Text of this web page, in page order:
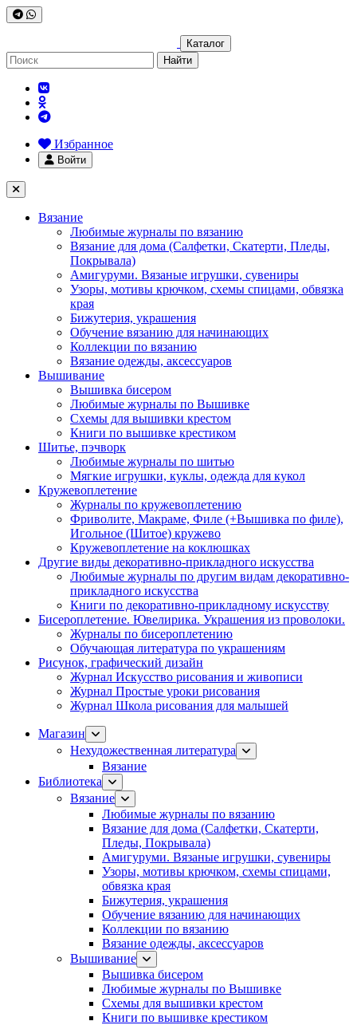
Каталог
Найти
Избранное
Войти
Вязание
Любимые журналы по вязанию
Вязание для дома (Салфетки, Скатерти, Пледы,
Покрывала)
Амигуруми. Вязаные игрушки, сувениры
Узоры, мотивы крючком, схемы спицами, обвязка
края
Бижутерия, украшения
Обучение вязанию для начинающих
Коллекции по вязанию
Вязание одежды, аксессуаров
Вышивание
Вышивка бисером
Любимые журналы по Вышивке
Схемы для вышивки крестом
Книги по вышивке крестиком
Шитье, пэчворк
Любимые журналы по шитью
Мягкие игрушки, куклы, одежда для кукол
Кружевоплетение
Журналы по кружевоплетению
Фриволите, Макраме, Филе (+Вышивка по филе),
Игольное (Шитое) кружево
Кружевоплетение на коклюшках
Другие виды декоративно-прикладного искусства
Любимые журналы по другим видам декоративно-
прикладного искусства
Книги по декоративно-прикладному искусству
Бисероплетение. Ювелирика. Украшения из проволоки.
Журналы по бисероплетению
Обучающая литература по украшениям
Рисунок, графический дизайн
Журнал Искусство рисования и живописи
Журнал Простые уроки рисования
Журнал Школа рисования для малышей
Магазин
Нехудожественная литература
Вязание
Библиотека
Вязание
Любимые журналы по вязанию
Вязание для дома (Салфетки, Скатерти,
Пледы, Покрывала)
Амигуруми. Вязаные игрушки, сувениры
Узоры, мотивы крючком, схемы спицами,
обвязка края
Бижутерия, украшения
Обучение вязанию для начинающих
Коллекции по вязанию
Вязание одежды, аксессуаров
Вышивание
Вышивка бисером
Любимые журналы по Вышивке
Схемы для вышивки крестом
Книги по вышивке крестиком